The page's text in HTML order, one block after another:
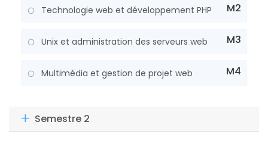
Technologie web et développement PHP M2
Unix et administration des serveurs web M3
Multimédia et gestion de projet web M4
Semestre 2